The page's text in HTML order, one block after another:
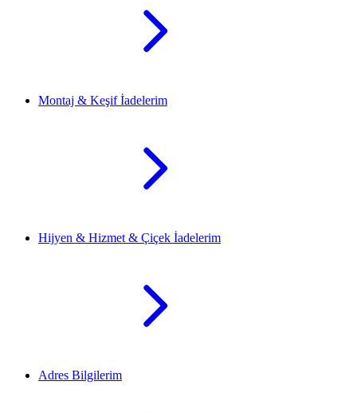
Montaj & Keşif İadelerim
Hijyen & Hizmet & Çiçek İadelerim
Adres Bilgilerim